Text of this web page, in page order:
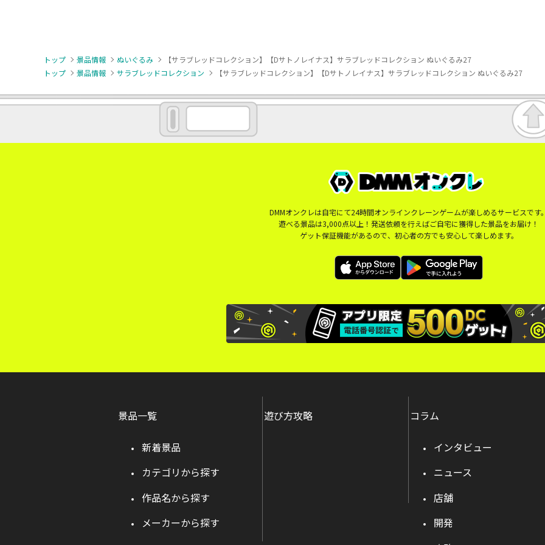
トップ 景品情報 ぬいぐるみ
【サラブレッドコレクション】【Dサトノレイナス】サラブレッドコレクション ぬいぐるみ27
トップ
景品情報 サラブレッドコレクション 【サラブレッドコレクション】【Dサトノレイナス】サラブレッドコレクション ぬいぐるみ27
DMMオンクレは自宅にて24時間オンラインクレーンゲームが楽しめるサービスです
遊べる景品は3,000点以上！発送依頼を行えばご自宅に獲得した景品をお届け！
ゲット保証機能があるので、初心者の方でも安心して楽しめます。
景品一覧
新着景品
カテゴリから探す
作品名から探す
メーカーから探す
遊び方攻略 コラム
インタビュー
ニュース
店舗
開発